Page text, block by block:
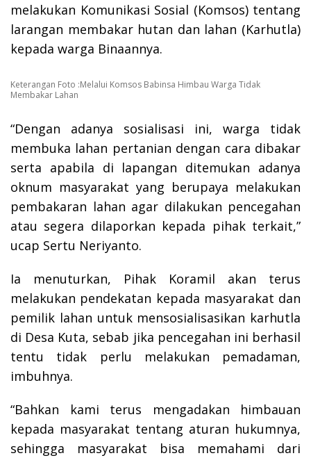
melakukan Komunikasi Sosial (Komsos) tentang
larangan membakar hutan dan lahan (Karhutla)
kepada warga Binaannya.
Keterangan Foto :Melalui Komsos Babinsa Himbau Warga Tidak
Membakar Lahan
“Dengan adanya sosialisasi ini, warga tidak
membuka lahan pertanian dengan cara dibakar
serta apabila di lapangan ditemukan adanya
oknum masyarakat yang berupaya melakukan
pembakaran lahan agar dilakukan pencegahan
atau segera dilaporkan kepada pihak terkait,”
ucap Sertu Neriyanto.
Ia menuturkan, Pihak Koramil akan terus
melakukan pendekatan kepada masyarakat dan
pemilik lahan untuk mensosialisasikan karhutla
di Desa Kuta, sebab jika pencegahan ini berhasil
tentu tidak perlu melakukan pemadaman,
imbuhnya.
“Bahkan kami terus mengadakan himbauan
kepada masyarakat tentang aturan hukumnya,
sehingga masyarakat bisa memahami dari